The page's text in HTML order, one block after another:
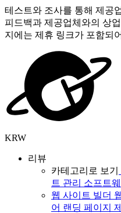
테스트와 조사를 통해 제공
피드백과 제공업체와의 상
지에는 제휴 링크가 포함되
KRW
리뷰
카테고리로 보기
트 관리 소프트
웹 사이트 빌더
어 랜딩 페이지